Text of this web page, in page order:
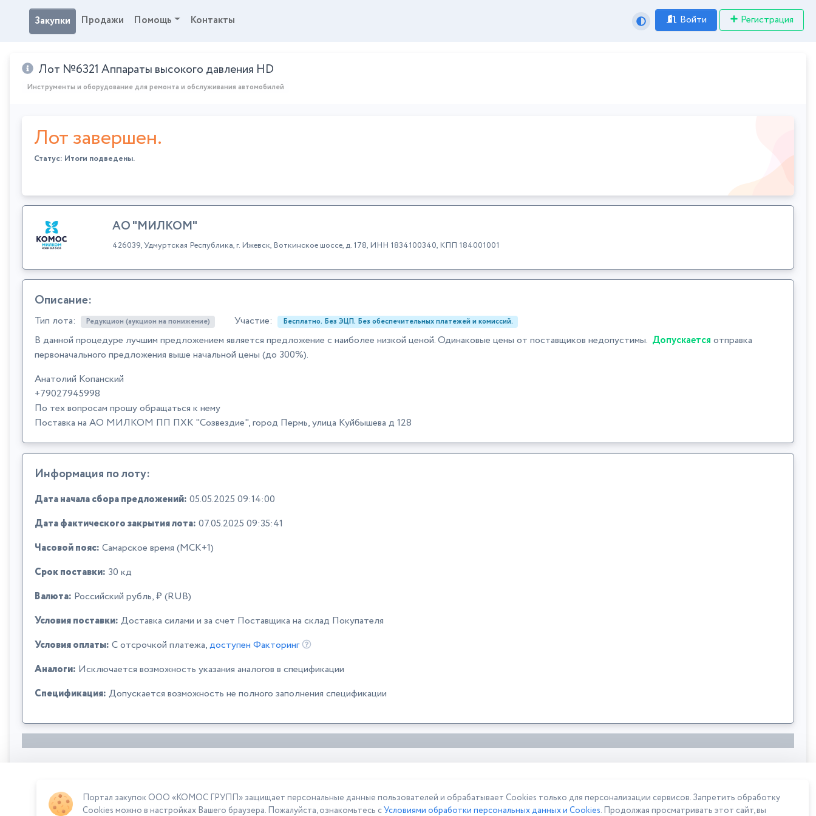
Закупки Продажи Помощь Контакты Войти Регистрация
Лот №6321 Аппараты высокого давления HD
Инструменты и оборудование для ремонта и обслуживания автомобилей
Лот завершен.
Статус: Итоги подведены.
АО "МИЛКОМ"
426039, Удмуртская Республика, г. Ижевск, Воткинское шоссе, д. 178, ИНН 1834100340, КПП 184001001
Описание:
Тип лота: Редукцион (аукцион на понижение) Участие: Бесплатно. Без ЭЦП. Без обеспечительных платежей и комиссий.
В данной процедуре лучшим предложением является предложение с наиболее низкой ценой. Одинаковые цены от поставщиков недопустимы. Допускается отправка
первоначального предложения выше начальной цены (до 300%).
Анатолий Копанский
+79027945998
По тех вопросам прошу обращаться к нему
Поставка на АО МИЛКОМ ПП ПХК "Созвездие", город Пермь, улица Куйбышева д 128
Информация по лоту:
Дата начала сбора предложений: 05.05.2025 09:14:00
Дата фактического закрытия лота: 07.05.2025 09:35:41
Часовой пояс: Самарское время (МСК+1)
Срок поставки: 30 кд
Валюта: Российский рубль, ₽ (RUB)
Условия поставки: Доставка силами и за счет Поставщика на склад Покупателя
Условия оплаты: C отсрочкой платежа,доступен Факторинг
Аналоги: Исключается возможность указания аналогов в спецификации
Спецификация: Допускается возможность не полного заполнения спецификации
Сумма лота: 306 150,00 ₽
Портал закупок ООО «КОМОС ГРУПП» защищает персональные данные пользователей и обрабатывает Cookies только для персонализации сервисов. Запретить обработку
Cookies можно в настройках Вашего браузера. Пожалуйста, ознакомьтесь сУсловиями обработки персональных данных и Cookies. Продолжая просматривать этот сайт, вы